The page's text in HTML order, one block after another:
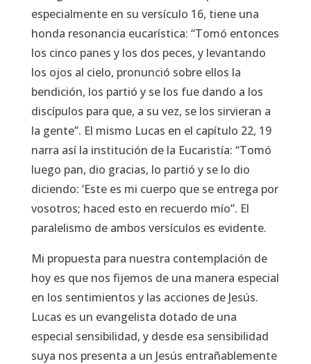
especialmente en su versículo 16, tiene una
honda resonancia eucarística: “Tomó entonces
los cinco panes y los dos peces, y levantando
los ojos al cielo, pronunció sobre ellos la
bendición, los partió y se los fue dando a los
discípulos para que, a su vez, se los sirvieran a
la gente”. El mismo Lucas en el capítulo 22, 19
narra así la institución de la Eucaristía: “Tomó
luego pan, dio gracias, lo partió y se lo dio
diciendo: ‘Este es mi cuerpo que se entrega por
vosotros; haced esto en recuerdo mío”. El
paralelismo de ambos versículos es evidente.
Mi propuesta para nuestra contemplación de
hoy es que nos fijemos de una manera especial
en los sentimientos y las acciones de Jesús.
Lucas es un evangelista dotado de una
especial sensibilidad, y desde esa sensibilidad
suya nos presenta a un Jesús entrañablemente